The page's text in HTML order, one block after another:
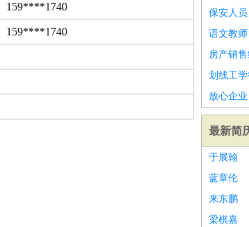
159****1740
159****1740
保安人员
语文教师
房产销
划线工学
放心企业
最新简
于展翰
蓝章伦
来东鹏
梁棋嘉